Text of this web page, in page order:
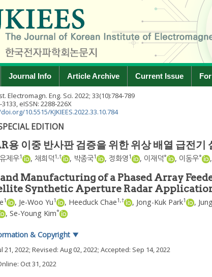
Journal Info Article Archive Current Issue
Electromagn. Eng. Sci. 2022; 33(10):784-789
eISSN: 2288-226X
10.5515/KJKIEES.2022.33.10.784
EDITION
용 이중 반사판 검증을 위한 위상 배열 급전기
유제우1 , 채희덕1 ,† , 박종국1 , 정화영 1 , 이재덕* , 이동우* ,
Manufacturing of a Phased Array
Synthetic Aperture Radar
1 , Je-Woo Yu1 , Heeduck Chae1 ,† , Jong-Kuk Park1 ,
, Se-Young Kim*
& Copyright ▼
21, 2022; Revised: Aug 02, 2022; Accepted: Sep 14, 2022
Oct 31, 2022